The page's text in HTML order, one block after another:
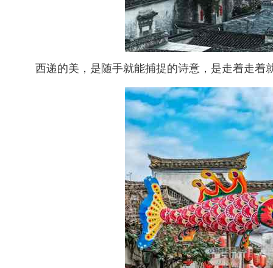
西递的美，是随手就能捕捉的诗意，是走着走着